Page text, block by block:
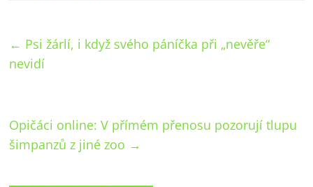
← Psi žárlí, i když svého páníčka při „nevěře“
nevidí
Opičáci online: V přímém přenosu pozorují tlupu
šimpanzů z jiné zoo →